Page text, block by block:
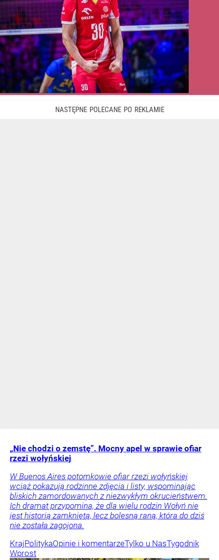
„Nie chodzi o zemstę”. Mocny apel w sprawie ofiar
rzezi wołyńskiej
W Buenos Aires potomkowie ofiar rzezi wołyńskiej
wciąż pokazują rodzinne zdjęcia i listy, wspominając
bliskich zamordowanych z niezwykłym okrucieństwem.
Ich dramat przypomina, że dla wielu rodzin Wołyń nie
jest historią zamkniętą, lecz bolesną raną, która do dziś
nie została zagojona.
KrajPolitykaOpinie i komentarzeTylko u NasTygodnik
Wprost